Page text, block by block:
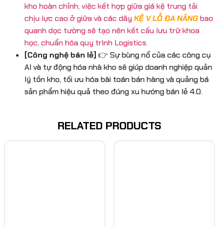
kho hoàn chỉnh, việc kết hợp giữa giá kệ trung tải
chịu lực cao ở giữa và các dãyKỆ V LỖ ĐA NĂNGbao
quanh dọc tường sẽ tạo nên kết cấu lưu trữ khoa
học, chuẩn hóa quy trình Logistics.
[Công nghệ bán lẻ] 👉 Sự bùng nổ của các công cụ
AI và tự động hóa nhà kho sẽ giúp doanh nghiệp quản
lý tồn kho, tối ưu hóa bài toán bán hàng và quảng bá
sản phẩm hiệu quả theo đúng xu hướng bán lẻ 4.0.
RELATED PRODUCTS